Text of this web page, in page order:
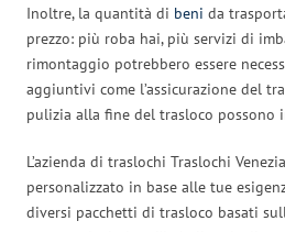
Inoltre, la quantità di beni da
prezzo: più roba hai, più servizi di
rimontaggio potrebbero essere
aggiuntivi come l’assicurazione del
pulizia alla fine del trasloco
L’azienda di traslochi Traslochi
personalizzato in base alle tue
diversi pacchetti di trasloco basati